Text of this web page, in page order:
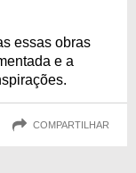
essas obras
e a
COMPARTILHAR